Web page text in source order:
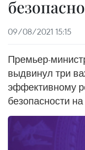
09/08/2021 15:15
Премьер-
выдвинул три
эффективному
безопасности